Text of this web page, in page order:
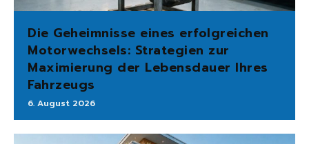
Die Geheimnisse eines erfolgreichen
Motorwechsels: Strategien zur
Maximierung der Lebensdauer Ihres
Fahrzeugs
6. August 2026